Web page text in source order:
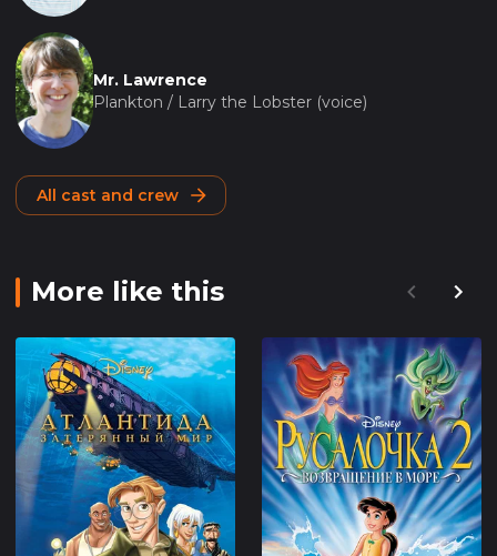
Mr. Lawrence
Plankton / Larry the Lobster (voice)
All cast and crew
More like this